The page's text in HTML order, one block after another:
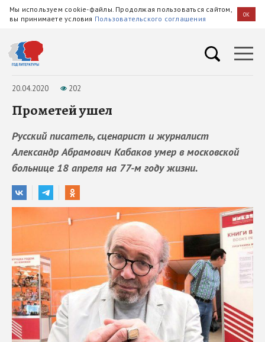
Мы используем cookie-файлы. Продолжая пользоваться сайтом,
вы принимаете условия Пользовательского соглашения OK
20.04.2020 202
Прометей ушел
Русский писатель, сценарист и журналист
Александр Абрамович Кабаков умер в московской
больнице 18 апреля на 77-м году жизни.